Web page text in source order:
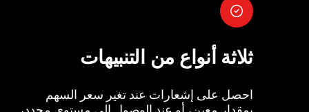
ثلاثة أنواع من التنبيهات
احصل على إشعارات عند تغير سعر السهم